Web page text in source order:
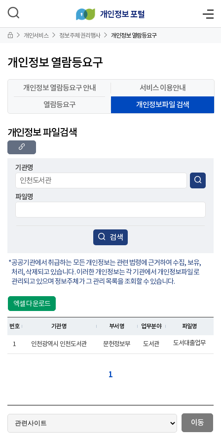
개인서비스 정보주체 권리행사 개인정보 열람등요구
개인정보 열람등요구
개인정보 열람등요구 안내
서비스 이용안내
열람등요구
개인정보파일 검색
개인정보 파일검색
기관명
파일명
검색
공공기관에서 취급하는 모든 개인정보는 관련 법령에 근거하여 수집, 보유,
처리, 삭제되고 있습니다. 이러한 개인정보는 각 기관에서 개인정보파일로
관리되고 있으며 정보주체가 그 관리 목록을 조회할 수 있습니다.
엑셀 다운로드
번호 기관명 부서명 업무분야 파일명
1 인천광역시 인천도서관 문헌정보부 도서관 도서대출업무
1
이동